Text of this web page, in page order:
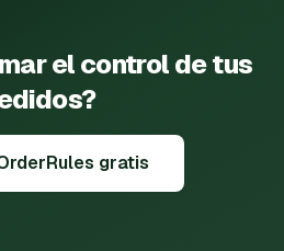
el control de tus
gratis